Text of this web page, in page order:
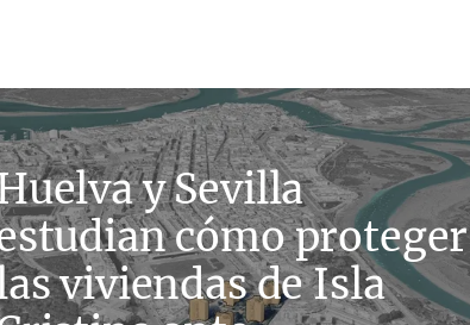
y Sevilla
cómo proteger
viviendas de Isla